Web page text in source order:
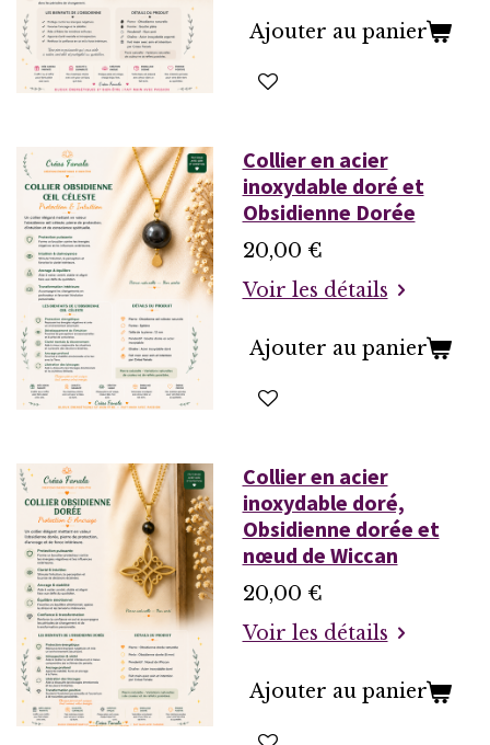
Ajouter au panier
Collier en acier
inoxydable doré et
Obsidienne Dorée
20,00 €
Voir les détails
Ajouter au panier
Collier en acier
inoxydable doré,
Obsidienne dorée et
nœud de Wiccan
20,00 €
Voir les détails
Ajouter au panier